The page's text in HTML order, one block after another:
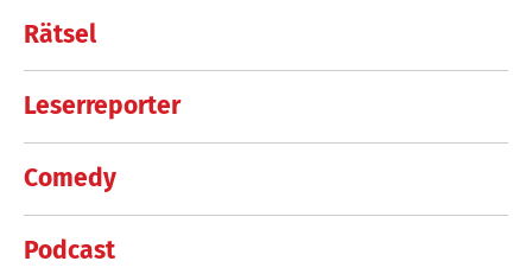
Rätsel
Leserreporter
Comedy
Podcast